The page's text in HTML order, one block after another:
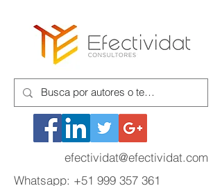
efectividat@efectividat.com
Whatsapp: +51 999 357 361